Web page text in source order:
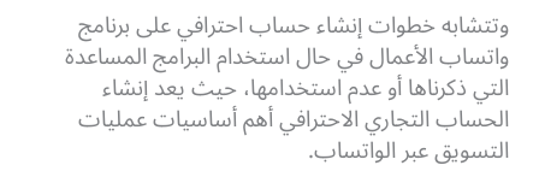
وتتشابه خطوات إنشاء حساب احترافي على برنامج
واتساب الأعمال في حال استخدام البرامج المساعدة
التي ذكرناها أو عدم استخدامها، حيث يعد إنشاء
الحساب التجاري الاحترافي أهم أساسيات عمليات
التسويق عبر الواتساب.